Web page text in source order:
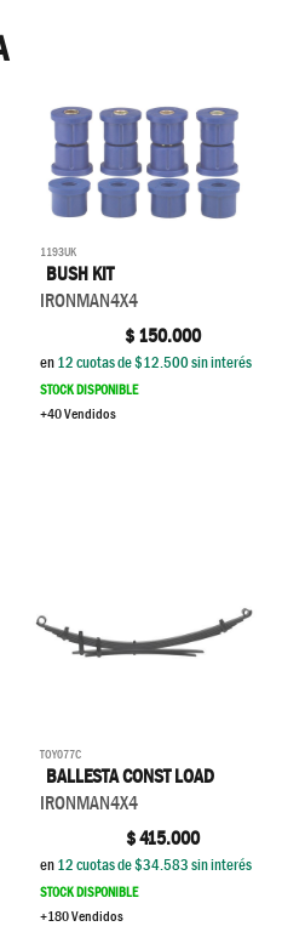
1193UK
BUSH KIT
IRONMAN4X4
$150.000
en12cuotas de $12.500sin interés
STOCK DISPONIBLE
+40 Vendidos
TOY077C
BALLESTA CONST LOAD
IRONMAN4X4
$415.000
en12cuotas de $34.583sin interés
STOCK DISPONIBLE
+180 Vendidos